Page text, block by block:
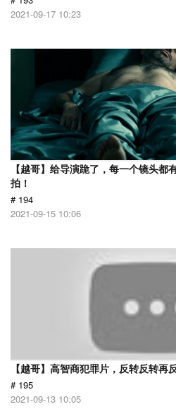
2021-09-17 10:23
【越哥】给导演跪了，每一个镜头
拍！
# 194
2021-09-15 10:06
【越哥】高智商犯罪片，反转反转再
# 195
2021-09-13 10:05